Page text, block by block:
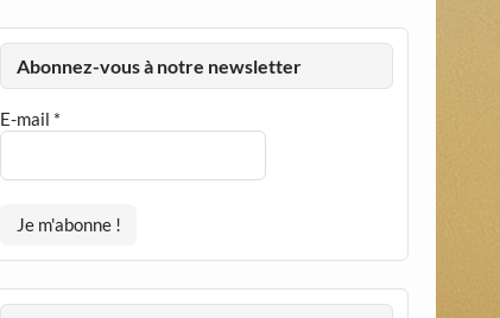
Abonnez-vous à notre newsletter
E-mail *